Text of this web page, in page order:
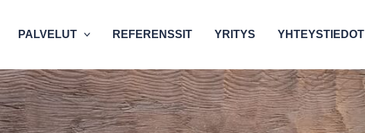
PALVELUT REFERENSSIT YRITYS YHTEYSTIEDOT